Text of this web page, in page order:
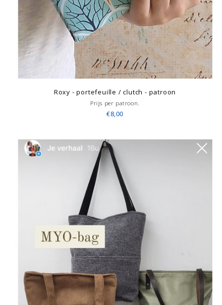
Roxy - portefeuille / clutch - patroon
Prijs per patroon.
€8,00